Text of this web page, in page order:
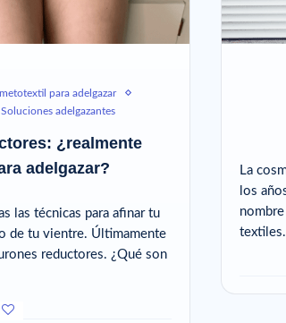
para adelgazar
Soluciones adelgazantes
¿realmente
adelgazar?
las técnicas para afinar tu
de tu vientre. Últimamente
reductores. ¿Qué son
La
los